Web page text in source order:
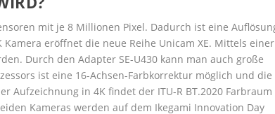
mit je 8 Millionen Pixel. Dadurch ist eine
eröffnet die neue Reihe Unicam XE. Mittels einer
Durch den Adapter SE-U430 kann man auch große
ist eine 16-Achsen-Farbkorrektur möglich und die
Aufzeichnung in 4K findet der ITU-R BT.2020 Farbraum
Kameras werden auf dem Ikegami Innovation Day